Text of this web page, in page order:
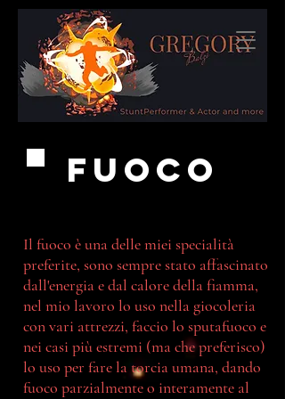
Fuoco
Il fuoco è una delle miei specialità
preferite, sono sempre stato affascinato
dall'energia e dal calore della fiamma,
nel mio lavoro lo uso nella giocoleria
con vari attrezzi, faccio lo sputafuoco e
nei casi più estremi (ma che preferisco)
lo uso per fare la torcia umana, dando
fuoco parzialmente o interamente al